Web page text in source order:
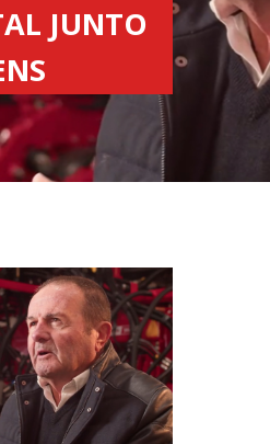
JUNTO